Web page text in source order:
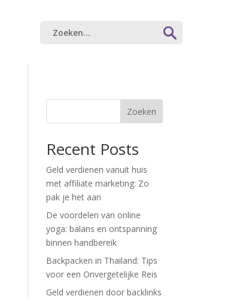
Zoeken
Recent Posts
Geld verdienen vanuit huis
met affiliate marketing: Zo
pak je het aan
De voordelen van online
yoga: balans en ontspanning
binnen handbereik
Backpacken in Thailand: Tips
voor een Onvergetelijke Reis
Geld verdienen door backlinks